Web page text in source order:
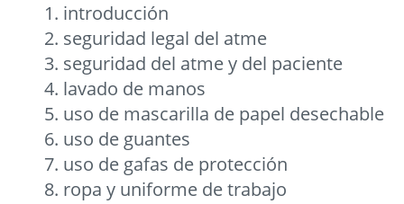
introducción
seguridad legal del atme
seguridad del atme y del paciente
lavado de manos
uso de mascarilla de papel desechable
uso de guantes
uso de gafas de protección
ropa y uniforme de trabajo